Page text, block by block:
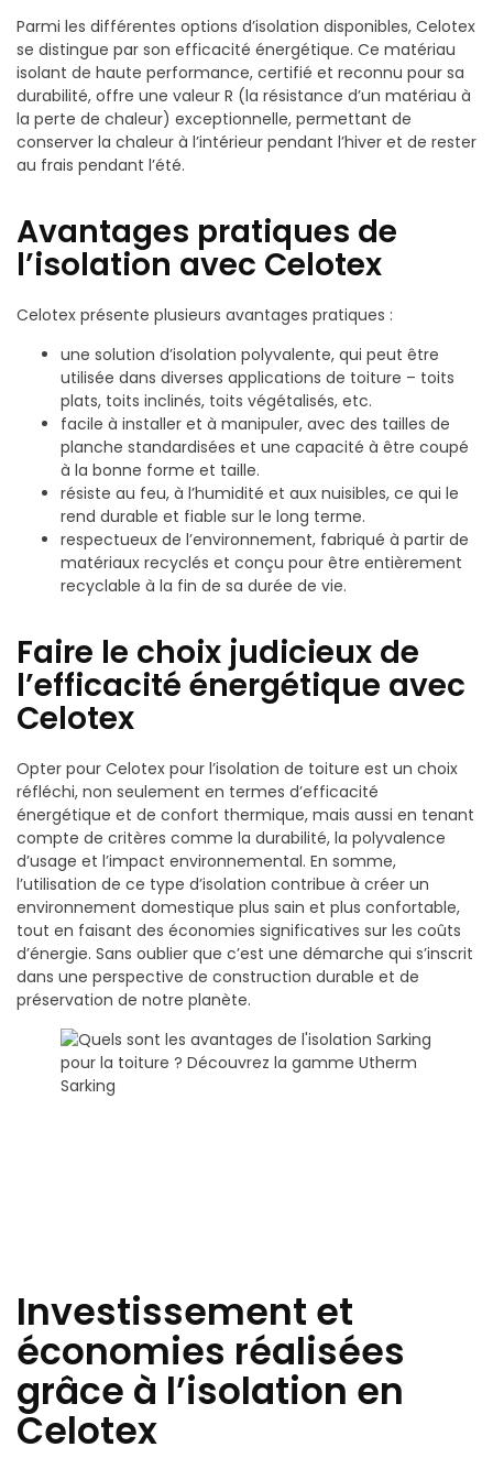
Parmi les différentes options d’isolation disponibles, Celotex
se distingue par son efficacité énergétique. Ce matériau
isolant de haute performance, certifié et reconnu pour sa
durabilité, offre une valeur R (la résistance d’un matériau à
la perte de chaleur) exceptionnelle, permettant de
conserver la chaleur à l’intérieur pendant l’hiver et de rester
au frais pendant l’été.
Avantages pratiques de
l’isolation avec Celotex
Celotex présente plusieurs avantages pratiques :
une solution d’isolation polyvalente, qui peut être
utilisée dans diverses applications de toiture – toits
plats, toits inclinés, toits végétalisés, etc.
facile à installer et à manipuler, avec des tailles de
planche standardisées et une capacité à être coupé
à la bonne forme et taille.
résiste au feu, à l’humidité et aux nuisibles, ce qui le
rend durable et fiable sur le long terme.
respectueux de l’environnement, fabriqué à partir de
matériaux recyclés et conçu pour être entièrement
recyclable à la fin de sa durée de vie.
Faire le choix judicieux de
l’efficacité énergétique avec
Celotex
Opter pour Celotex pour l’isolation de toiture est un choix
réfléchi, non seulement en termes d’efficacité
énergétique et de confort thermique, mais aussi en tenant
compte de critères comme la durabilité, la polyvalence
d’usage et l’impact environnemental. En somme,
l’utilisation de ce type d’isolation contribue à créer un
environnement domestique plus sain et plus confortable,
tout en faisant des économies significatives sur les coûts
d’énergie. Sans oublier que c’est une démarche qui s’inscrit
dans une perspective de construction durable et de
préservation de notre planète.
Investissement et
économies réalisées
grâce à l’isolation en
Celotex